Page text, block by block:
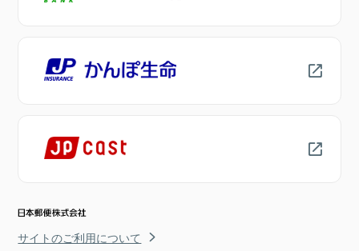
サイトのご利用について